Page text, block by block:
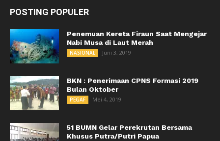
POSTING POPULER
Penemuan Kereta Firaun Saat Mengejar
Nabi Musa di Laut Merah
NASIONAL Juni 3, 2019
BKN : Penerimaan CPNS Formasi 2019
Bulan Oktober
PEGAF Mei 4, 2019
51 BUMN Gelar Perekrutan Bersama
Khusus Putra/Putri Papua